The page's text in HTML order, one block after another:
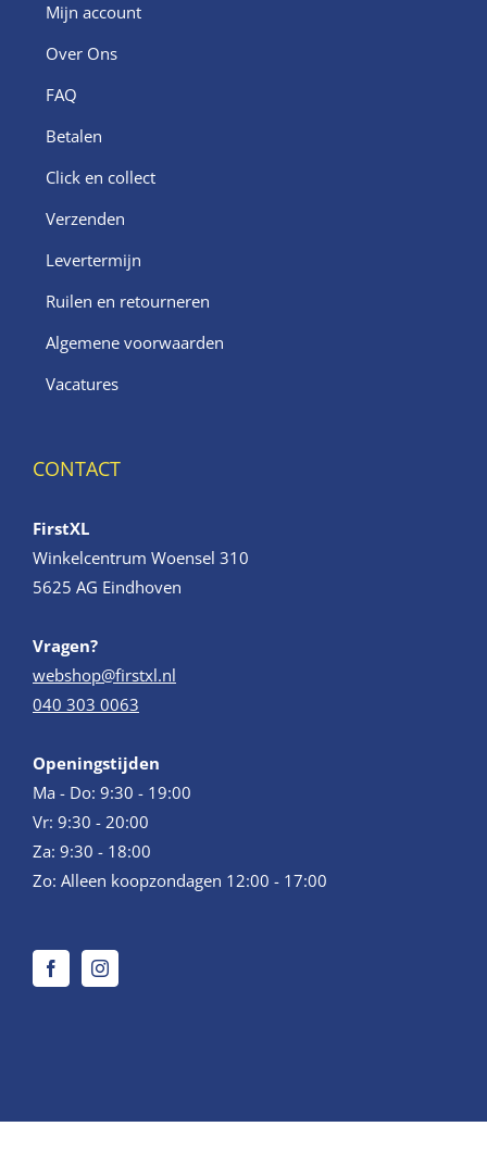
Mijn account
Over Ons
FAQ
Betalen
Click en collect
Verzenden
Levertermijn
Ruilen en retourneren
Algemene voorwaarden
Vacatures
CONTACT
FirstXL
Winkelcentrum Woensel 310
5625 AG Eindhoven
Vragen?
webshop@firstxl.nl
040 303 0063
Openingstijden
Ma - Do: 9:30 - 19:00
Vr: 9:30 - 20:00
Za: 9:30 - 18:00
Zo: Alleen koopzondagen 12:00 - 17:00